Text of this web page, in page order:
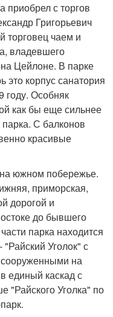
приобрел с торгов
Григорьевич
торговец чаем и
владевшего
Цейлоне. В парке
это корпус санатория
году. Особняк
как бы еще сильнее
С балконов
красивые
южном побережье.
приморская,
дорогой и
до бывшего
парка находится
Уголок" с
на
единый каскад с
Уголка" по